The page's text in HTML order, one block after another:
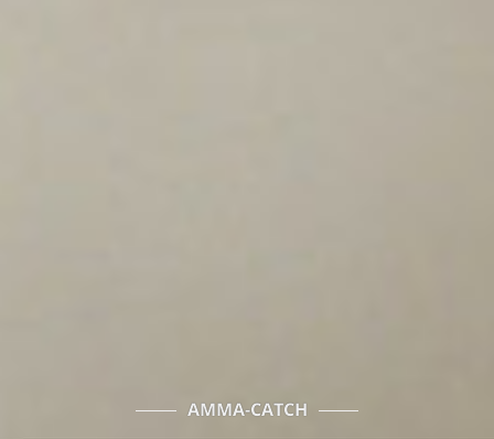
AMMA-CATCH